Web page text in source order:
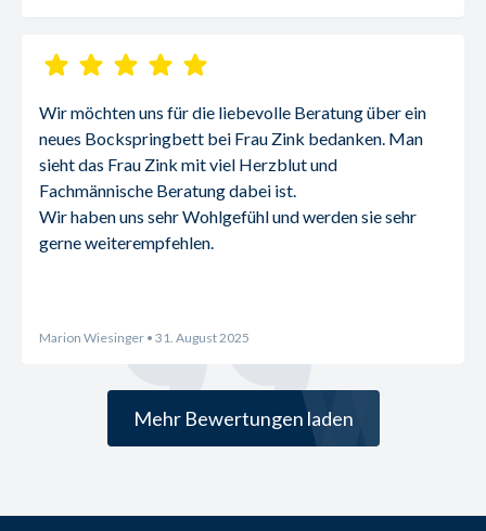
Wir möchten uns für die liebevolle Beratung über ein
neues Bockspringbett bei Frau Zink bedanken. Man
sieht das Frau Zink mit viel Herzblut und
Fachmännische Beratung dabei ist.
Wir haben uns sehr Wohlgefühl und werden sie sehr
gerne weiterempfehlen.
Marion Wiesinger • 31. August 2025
Mehr Bewertungen laden